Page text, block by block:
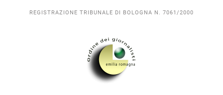
REGISTRAZIONE TRIBUNALE DI BOLOGNA N. 7061/2000